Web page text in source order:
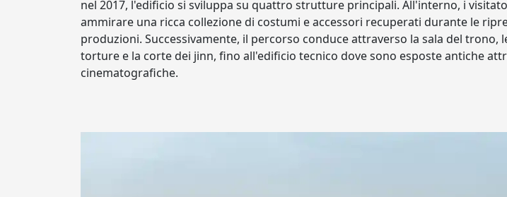
nel 2017, l'edificio si sviluppa su quattro strutture principali. All'interno, i
ammirare una ricca collezione di costumi e accessori recuperati durante le
produzioni. Successivamente, il percorso conduce attraverso la sala del trono,
torture e la corte dei jinn, fino all'edificio tecnico dove sono esposte antiche
cinematografiche.